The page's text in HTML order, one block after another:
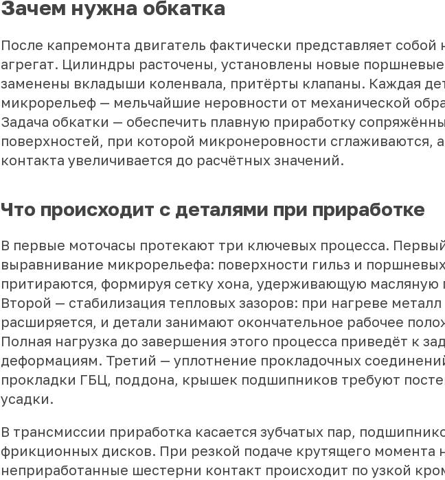
Зачем нужна обкатка
После капремонта двигатель фактически представляет собой
агрегат. Цилиндры расточены, установлены новые поршневые
заменены вкладыши коленвала, притёрты клапаны. Каждая
микрорельеф — мельчайшие неровности от механической
Задача обкатки — обеспечить плавную приработку
поверхностей, при которой микронеровности сглаживаются,
контакта увеличивается до расчётных значений.
Что происходит с деталями при приработке
В первые моточасы протекают три ключевых процесса.
выравнивание микрорельефа: поверхности гильз и
притираются, формируя сетку хона, удерживающую масляную
Второй — стабилизация тепловых зазоров: при нагреве металл
расширяется, и детали занимают окончательное рабочее
Полная нагрузка до завершения этого процесса приведёт к
деформациям. Третий — уплотнение прокладочных
прокладки ГБЦ, поддона, крышек подшипников требуют
усадки.
В трансмиссии приработка касается зубчатых пар,
фрикционных дисков. При резкой подаче крутящего момента
неприработанные шестерни контакт происходит по узкой